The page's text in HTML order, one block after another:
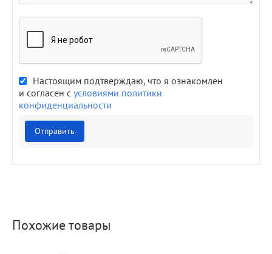
Настоящим подтверждаю, что я ознакомлен
и согласен с условиями политики
конфиденциальности
Отправить
Похожие товары